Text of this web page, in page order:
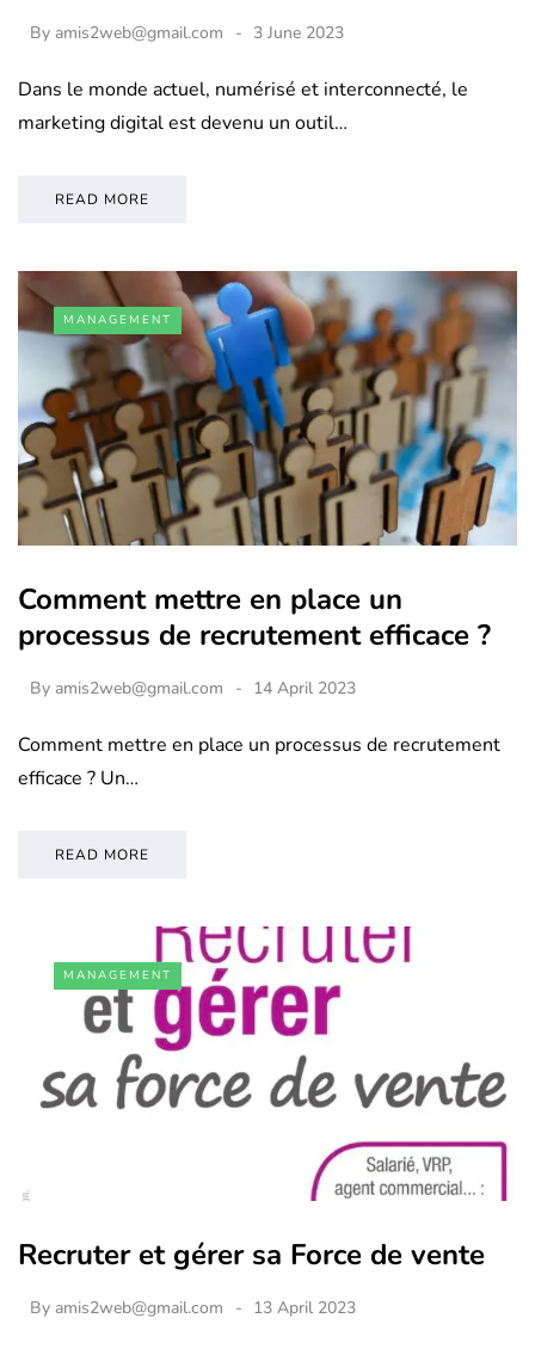
By amis2web@gmail.com 3 June 2023
Dans le monde actuel, numérisé et interconnecté, le
marketing digital est devenu un outil…
READ MORE
MANAGEMENT
Comment mettre en place un
processus de recrutement efficace ?
By amis2web@gmail.com 14 April 2023
Comment mettre en place un processus de recrutement
efficace ? Un…
READ MORE
MANAGEMENT
Recruter et gérer sa Force de vente
By amis2web@gmail.com 13 April 2023